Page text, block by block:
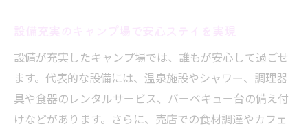
設備が充実したキャンプ場では、誰もが安心して過ごせ
ます。代表的な設備には、温泉施設やシャワー、調理器
具や食器のレンタルサービス、バーベキュー台の備え付
けなどがあります。さらに、売店での食材調達やカフェ